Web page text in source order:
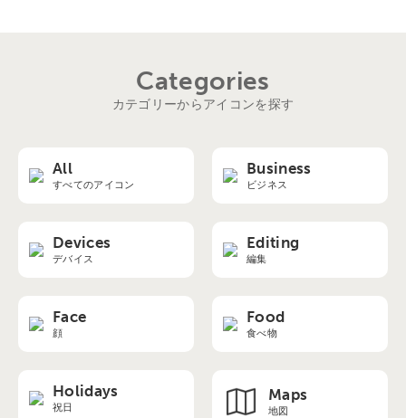
Categories
カテゴリーからアイコンを探す
All
すべてのアイコン
Business
ビジネス
Devices
デバイス
Editing
編集
Face
顔
Food
食べ物
Holidays
祝日
Maps
地図